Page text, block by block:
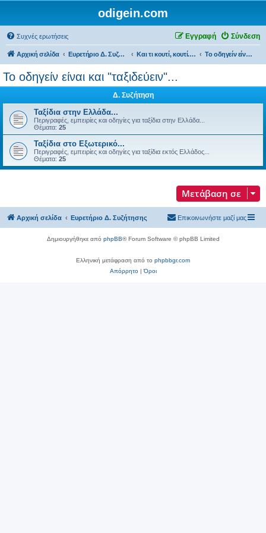
odigein.com
Συχνές ερωτήσεις Σύνδεση
Εγγραφή
Αρχική σελίδα Ευρετήριο Δ. Συζήτησης Και τι κουτί, κουτί... τώρα και η οδήγηση καινούργια σε κουτί... Το οδηγείν είναι και "ταξιδεύειν"...
Το οδηγείν είναι και "ταξιδεύειν"...
Δ. Συζήτηση
Ταξίδια στην Ελλάδα...
Περιγραφές, εμπειρίες και οδηγίες για ταξίδια στην Ελλάδα...
Θέματα: 25
Ταξίδια στο Εξωτερικό...
Περιγραφές, εμπειρίες και οδηγίες για ταξίδια εκτός Ελλάδος...
Θέματα: 25
Μετάβαση σε
Αρχική σελίδα Ευρετήριο Δ. Συζήτησης Επικοινωνήστε μαζί μας
Δημιουργήθηκε από phpBB® Forum Software © phpBB Limited
Ελληνική μετάφραση από το phpbbgr.com
Απόρρητο|Όροι